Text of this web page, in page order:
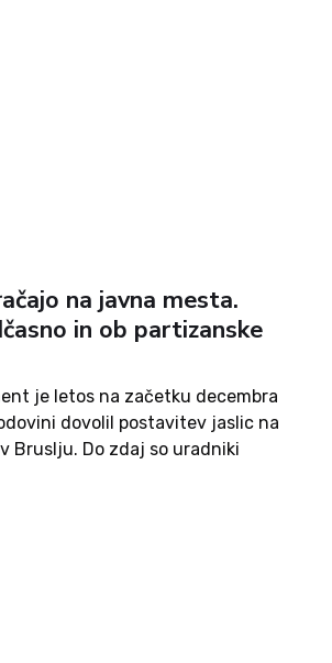
na javna mesta.
in ob partizanske
je letos na začetku decembra
dovolil postavitev jaslic na
Bruslju. Do zdaj so uradniki
so prizadevanja poslanke Isabele
obrodila...